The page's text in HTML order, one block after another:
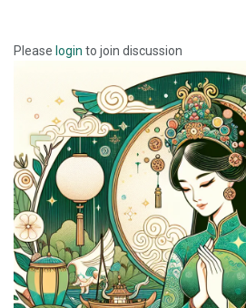
Please login to join discussion